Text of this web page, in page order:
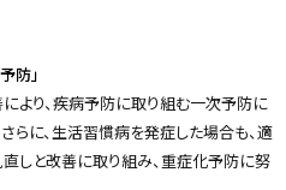
防」
より、疾病予防に取り組む一次予防に
らに、生活習慣病を発症した場合も、適
しと改善に取り組み、重症化予防に努